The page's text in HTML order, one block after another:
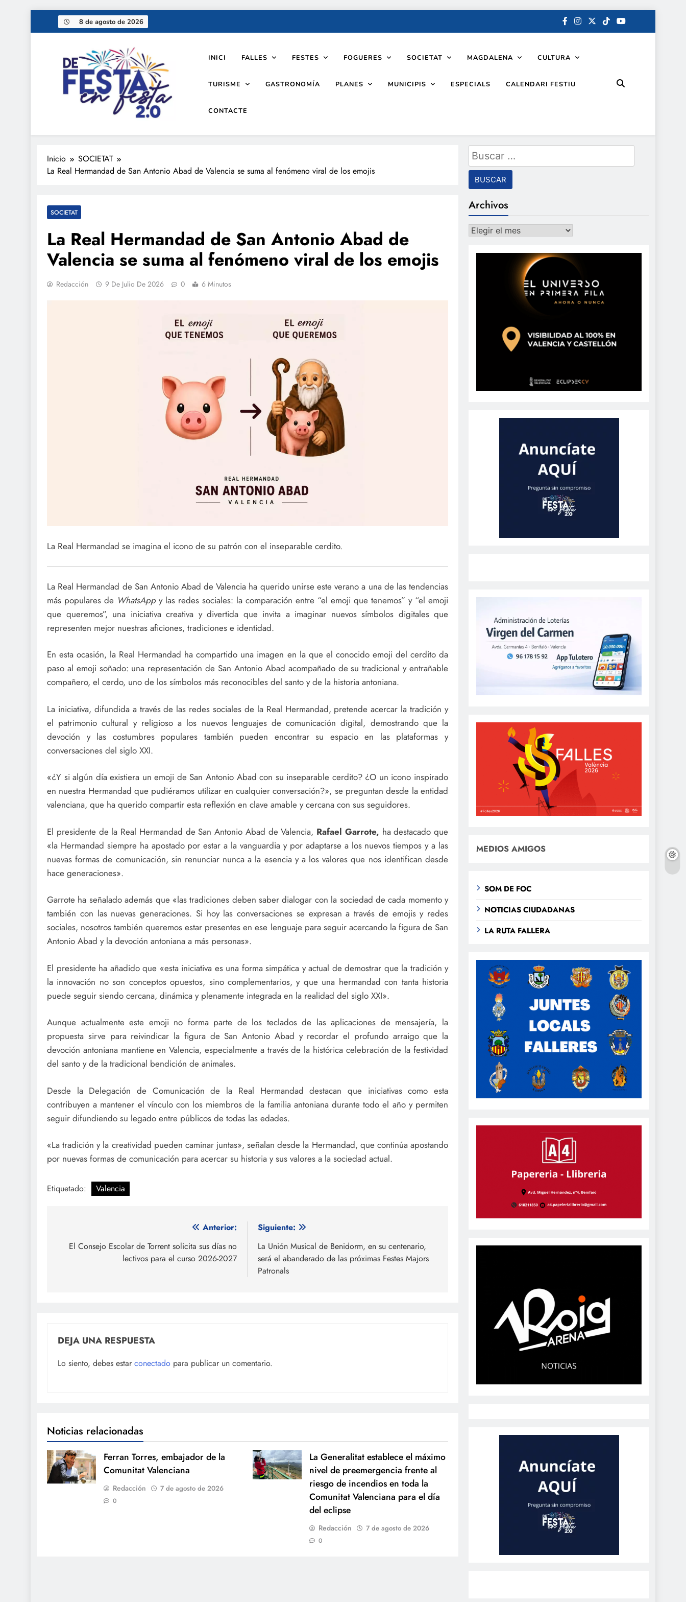
8 de agosto de 2026
De festa en festa 2.0
INICI FALLES FESTES FOGUERES SOCIETAT MAGDALENA CULTURA
TURISME GASTRONOMÍA PLANES MUNICIPIS ESPECIALS CALENDARI FESTIU
CONTACTE
Inicio
SOCIETAT
La Real Hermandad de San Antonio Abad de Valencia se suma al fenómeno viral de los emojis
SOCIETAT
La Real Hermandad de San Antonio Abad de
Valencia se suma al fenómeno viral de los emojis
Redacción 9 De Julio De 2026 0 6 Minutos
La Real Hermandad se imagina el icono de su patrón con el inseparable cerdito.
La Real Hermandad de San Antonio Abad de Valencia ha querido unirse este verano a una de las tendencias
más populares de WhatsAppy las redes sociales: la comparación entre “el emoji que tenemos” y “el emoji
que queremos”, una iniciativa creativa y divertida que invita a imaginar nuevos símbolos digitales que
representen mejor nuestras aficiones, tradiciones e identidad.
En esta ocasión, la Real Hermandad ha compartido una imagen en la que el conocido emoji del cerdito da
paso al emoji soñado: una representación de San Antonio Abad acompañado de su tradicional y entrañable
compañero, el cerdo, uno de los símbolos más reconocibles del santo y de la historia antoniana.
La iniciativa, difundida a través de las redes sociales de la Real Hermandad, pretende acercar la tradición y
el patrimonio cultural y religioso a los nuevos lenguajes de comunicación digital, demostrando que la
devoción y las costumbres populares también pueden encontrar su espacio en las plataformas y
conversaciones del siglo XXI.
«¿Y si algún día existiera un emoji de San Antonio Abad con su inseparable cerdito? ¿O un icono inspirado
en nuestra Hermandad que pudiéramos utilizar en cualquier conversación?», se preguntan desde la entidad
valenciana, que ha querido compartir esta reflexión en clave amable y cercana con sus seguidores.
El presidente de la Real Hermandad de San Antonio Abad de Valencia, Rafael Garrote, ha destacado que
«la Hermandad siempre ha apostado por estar a la vanguardia y por adaptarse a los nuevos tiempos y a las
nuevas formas de comunicación, sin renunciar nunca a la esencia y a los valores que nos identifican desde
hace generaciones».
Garrote ha señalado además que «las tradiciones deben saber dialogar con la sociedad de cada momento y
también con las nuevas generaciones. Si hoy las conversaciones se expresan a través de emojis y redes
sociales, nosotros también queremos estar presentes en ese lenguaje para seguir acercando la figura de San
Antonio Abad y la devoción antoniana a más personas».
El presidente ha añadido que «esta iniciativa es una forma simpática y actual de demostrar que la tradición y
la innovación no son conceptos opuestos, sino complementarios, y que una hermandad con tanta historia
puede seguir siendo cercana, dinámica y plenamente integrada en la realidad del siglo XXI».
Aunque actualmente este emoji no forma parte de los teclados de las aplicaciones de mensajería, la
propuesta sirve para reivindicar la figura de San Antonio Abad y recordar el profundo arraigo que la
devoción antoniana mantiene en Valencia, especialmente a través de la histórica celebración de la festividad
del santo y de la tradicional bendición de animales.
Desde la Delegación de Comunicación de la Real Hermandad destacan que iniciativas como esta
contribuyen a mantener el vínculo con los miembros de la familia antoniana durante todo el año y permiten
seguir difundiendo su legado entre públicos de todas las edades.
«La tradición y la creatividad pueden caminar juntas», señalan desde la Hermandad, que continúa apostando
por nuevas formas de comunicación para acercar su historia y sus valores a la sociedad actual.
Etiquetado: Valencia
de
Anterior:
El Consejo Escolar de Torrent solicita sus días no
lectivos para el curso 2026-2027
Siguiente:
La Unión Musical de Benidorm, en su centenario,
será el abanderado de las próximas Festes Majors
Patronals
DEJA UNA RESPUESTA
Lo siento, debes estar conectado para publicar un comentario.
Noticias relacionadas
Ferran Torres, embajador de la
Comunitat Valenciana
Redacción 7 de agosto de 2026
0
La Generalitat establece el máximo
nivel de preemergencia frente al
riesgo de incendios en toda la
Comunitat Valenciana para el día
del eclipse
Redacción 7 de agosto de 2026
0
Buscar:
Archivos
Archivos
MEDIOS AMIGOS
SOM DE FOC
NOTICIAS CIUDADANAS
LA RUTA FALLERA